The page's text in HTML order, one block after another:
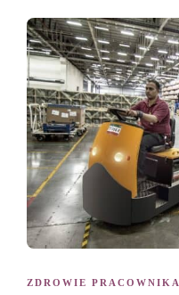
ZDROWIE PRACOWNIKA